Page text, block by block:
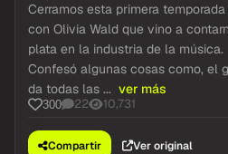
Cerramos esta primera
con Olivia Wald que vino a
plata en la industria de la música.
Confesó algunas cosas como, el
da todas las ... ver más
300 22 10,731
Compartir Ver original